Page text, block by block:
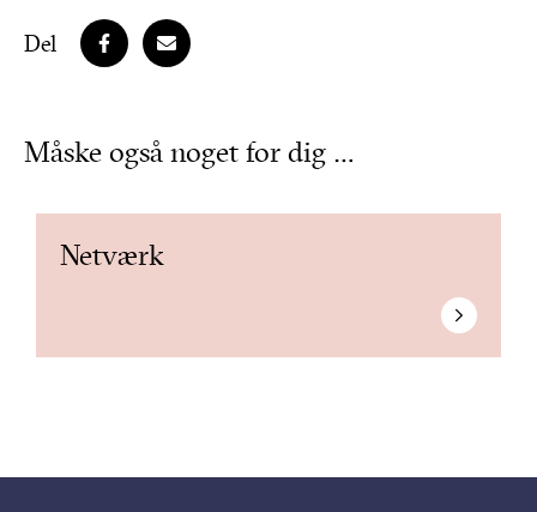
Del
Måske også noget for dig …
Netværk